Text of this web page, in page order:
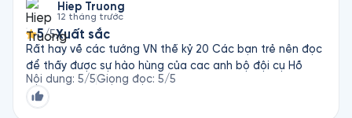
Hiep Truong
12 tháng trước
5/5Xuất sắc
Rất hay về các tướng VN thế kỷ 20 Các bạn trẻ nên đọc
để thấy được sự hào hùng của cac anh bộ đội cụ Hồ
Nội dung: 5/5Giọng đọc: 5/5